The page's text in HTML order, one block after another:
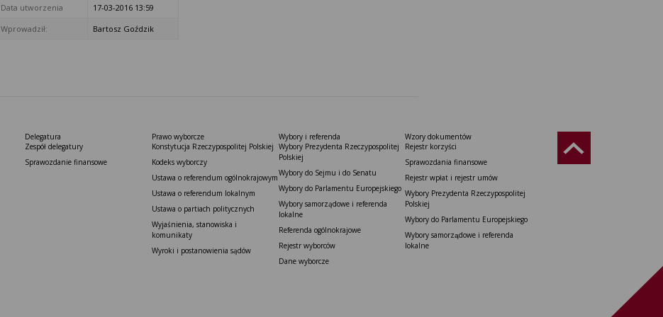
Data utworzenia
17-03-2016 13:59
Wprowadził:
Bartosz Goździk
Delegatura
Zespół delegatury
Sprawozdanie finansowe
Prawo wyborcze
Konstytucja Rzeczypospolitej Polskiej​
Kodeks wyborczy
Ustawa o referendum ogólnokrajowym
Ustawa o referendum lokalnym
Ustawa o partiach politycznych
Wyjaśnienia, stanowiska i
komunikaty
Wyroki i postanowienia sądów
Wybory i referenda
Wybory Prezydenta Rzeczypospolitej
Polskiej
Wybory do Sejmu i do Senatu
Wybory do Parlamentu Europejskiego
Wybory samorządowe i referenda
lokalne
Referenda ogólnokrajowe
Rejestr wyborców
Dane wyborcze
Wzory dokumentów
Rejestr korzyści
Sprawozdania finansowe
Rejestr wpłat i rejestr umów
Wybory Prezydenta Rzeczypospolitej
Polskiej
Wybory do Parlamentu Europejskiego
Wybory samorządowe i referenda
lokalne